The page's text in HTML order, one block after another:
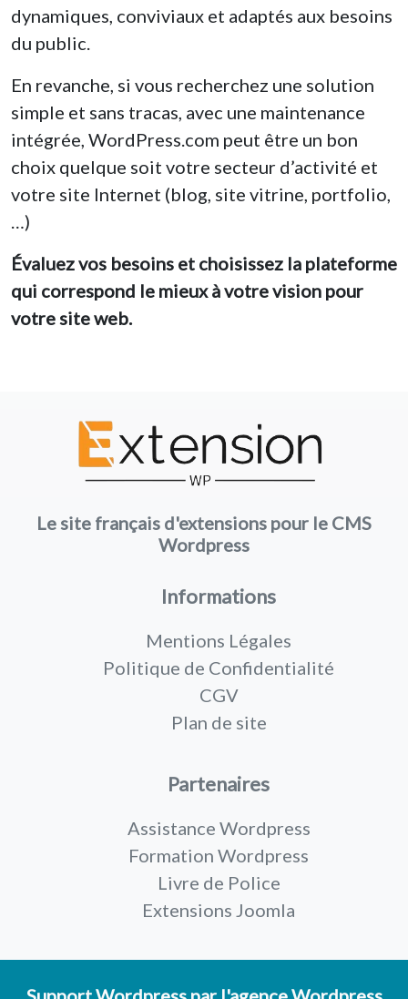
dynamiques, conviviaux et adaptés aux besoins
du public.
En revanche, si vous recherchez une solution
simple et sans tracas, avec une maintenance
intégrée, WordPress.com peut être un bon
choix quelque soit votre secteur d’activité et
votre site Internet (blog, site vitrine, portfolio,
…)
Évaluez vos besoins et choisissez la plateforme
qui correspond le mieux à votre vision pour
votre site web.
Le site français d'extensions pour le CMS
Wordpress
Informations
Mentions Légales
Politique de Confidentialité
CGV
Plan de site
Partenaires
Assistance Wordpress
Formation Wordpress
Livre de Police
Extensions Joomla